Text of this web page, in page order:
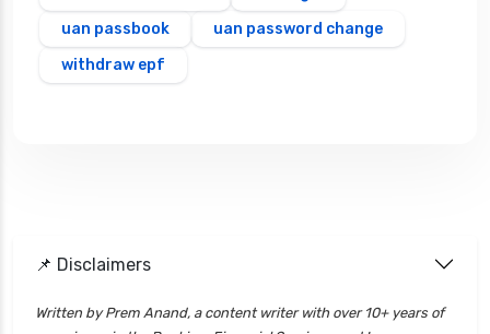
uan passbook
uan password change
withdraw epf
📌 Disclaimers
Written by Prem Anand, a content writer with over 10+ years of